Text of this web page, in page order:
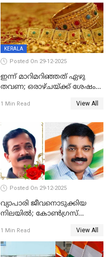
യുവാവ് ട്രെയിന്‍ തട്ടി മരിച്ചു
KERALA
Posted On 29-12-2025
ഇന്ന് മാറിമറിഞ്ഞത് ഏഴു
തവണ; ഒരാഴ്ചയ്ക്ക് ശേഷം
1 Min Read View All
Posted On 29-12-2025
വ്യാപാരി ജീവനൊടുക്കിയ
നിലയില്‍; കോണ്‍ഗ്രസ്
മാനസികപീഡനമെന്ന് കുറിപ്പ്
1 Min Read View All